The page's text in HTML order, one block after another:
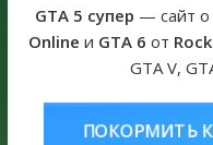
Auto VI
GTA 5 супер — сайт о
Online и GTA 6 от
GTA V,
(ДОНАТ)